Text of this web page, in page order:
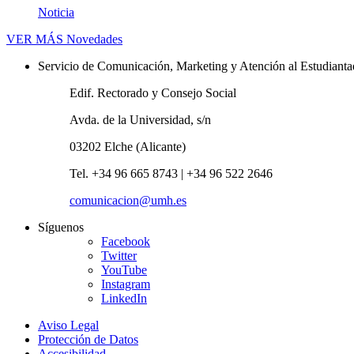
Noticia
VER MÁS Novedades
Servicio de Comunicación, Marketing y Atención al
Edif. Rectorado y Consejo Social
Avda. de la Universidad, s/n
03202 Elche (Alicante)
Tel. +34 96 665 8743 | +34 96 522 2646
comunicacion@umh.es
Síguenos
Facebook
Twitter
YouTube
Instagram
LinkedIn
Aviso Legal
Protección de Datos